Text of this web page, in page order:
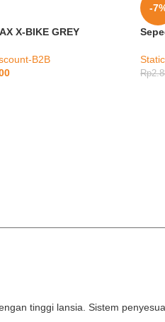
X-BIKE GREY
B2B
-
Rp
tinggi lansia. Sistem